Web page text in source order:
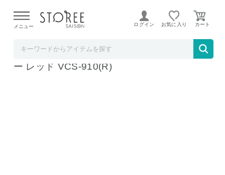
よる配送遅延が発生しております。
メニュー ログイン お気に入り
siroca 2way コードレススティッククリーナ
ー レッド VCS-910(R)